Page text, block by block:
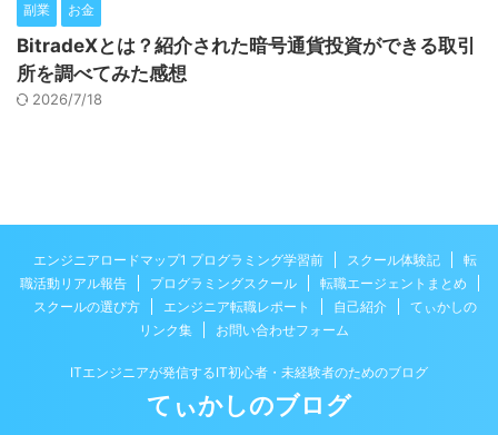
副業 お金
BitradeXとは？紹介された暗号通貨投資ができる取引
所を調べてみた感想
2026/7/18
エンジニアロードマップ1 プログラミング学習前 スクール体験記
転
職活動リアル報告
プログラミングスクール
転職エージェントまとめ
スクールの選び方
エンジニア転職レポート 自己紹介
てぃかしの
リンク集
お問い合わせフォーム
ITエンジニアが発信するIT初心者・未経験者のためのブログ
てぃかしのブログ